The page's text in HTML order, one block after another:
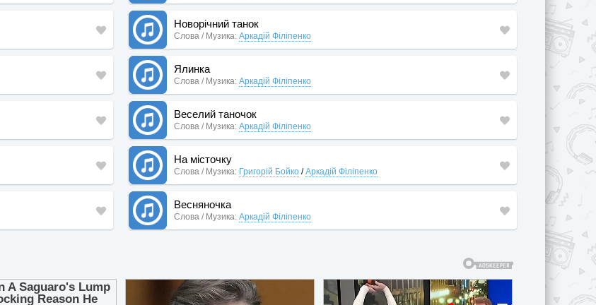
Новорічний танок
Слова / Музика: Аркадій Філіпенко
Ялинка
Слова / Музика: Аркадій Філіпенко
Веселий таночок
Слова / Музика: Аркадій Філіпенко
На місточку
Слова / Музика: Григорій Бойко /Аркадій Філіпенко
Весняночка
Слова / Музика: Аркадій Філіпенко